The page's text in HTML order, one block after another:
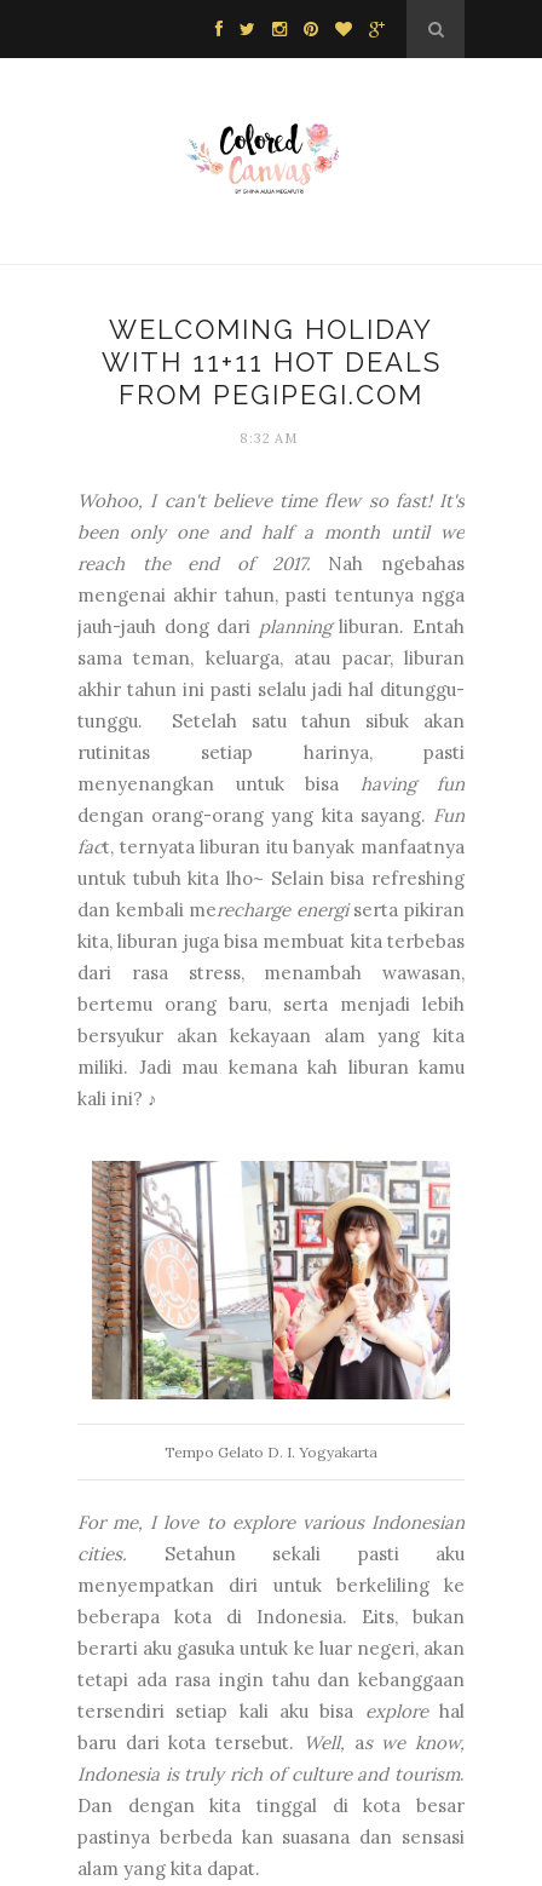
WELCOMING HOLIDAY
WITH 11+11 HOT DEALS
FROM PEGIPEGI.COM
8:32 AM
Wohoo, I can't believe time flew so fast! It's
been only one and half a month until we
reach the end of 2017. Nah ngebahas
mengenai akhir tahun, pasti tentunya ngga
jauh-jauh dong dari planningliburan. Entah
sama teman, keluarga, atau pacar, liburan
akhir tahun ini pasti selalu jadi hal ditunggu-
tunggu. Setelah satu tahun sibuk akan
rutinitas setiap harinya, pasti
menyenangkan untuk bisa having fun
dengan orang-orang yang kita sayang. Fun
fact, ternyata liburan itu banyak manfaatnya
untuk tubuh kita lho~ Selain bisa refreshing
dan kembali merecharge energiserta pikiran
kita, liburan juga bisa membuat kita terbebas
dari rasa stress, menambah wawasan,
bertemu orang baru, serta menjadi lebih
bersyukur akan kekayaan alam yang kita
miliki. Jadi mau kemana kah liburan kamu
kali ini? ♪
Tempo Gelato D. I. Yogyakarta
For me, I love to explore various Indonesian
cities. Setahun sekali pasti aku
menyempatkan diri untuk berkeliling ke
beberapa kota di Indonesia. Eits, bukan
berarti aku gasuka untuk ke luar negeri, akan
tetapi ada rasa ingin tahu dan kebanggaan
tersendiri setiap kali aku bisa explorehal
baru dari kota tersebut.
Well, as we know,
Indonesia is truly rich of culture and tourism.
Dan dengan kita tinggal di kota besar
pastinya berbeda kan suasana dan sensasi
alam yang kita dapat.